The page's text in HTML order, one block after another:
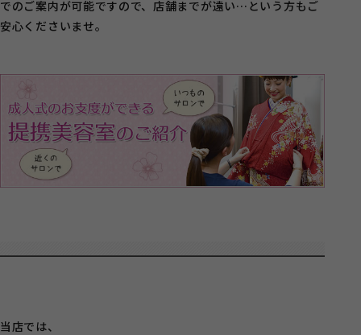
でのご案内が可能ですので、店舗までが遠い…という方もご
安心くださいませ。
当店では、